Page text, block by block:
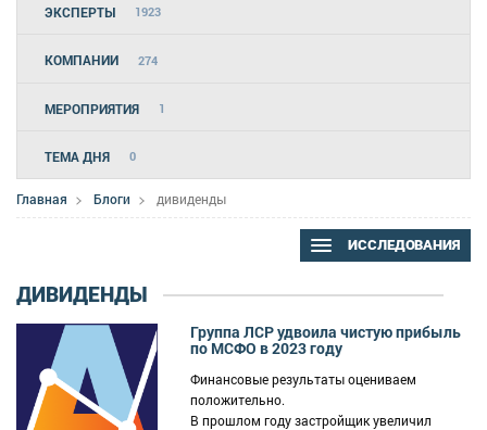
ЭКСПЕРТЫ 1923
КОМПАНИИ 274
МЕРОПРИЯТИЯ 1
ТЕМА ДНЯ 0
Главная Блоги дивиденды
ИССЛЕДОВАНИЯ
ДИВИДЕНДЫ
Группа ЛСР удвоила чистую прибыль
по МСФО в 2023 году
Финансовые результаты оцениваем
положительно.
В прошлом году застройщик увеличил